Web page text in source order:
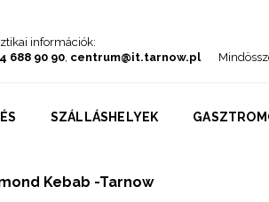
információk:
688 90 90, centrum@it.tarnow.pl
SZÁLLÁSHELYEK
Kebab -Tarnow